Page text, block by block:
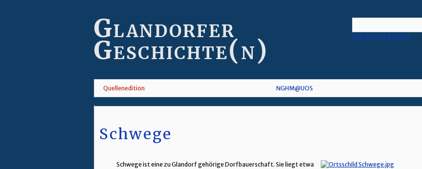
Glandorfer
Geschichte(n) Advanced Search
Quellenedition NGHM@UOS
Schwege
Schwege ist eine zu Glandorf gehörige Dorfbauerschaft. Sie liegt etwa